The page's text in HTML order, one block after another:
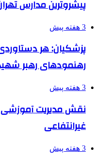
پیشروترین مدارس
3 هفته پیش
پزشکیان: هر
رهنمودهای رهبر
3 هفته پیش
نقش مدیریت آموزشی
غیرانتفاعی
3 هفته پیش